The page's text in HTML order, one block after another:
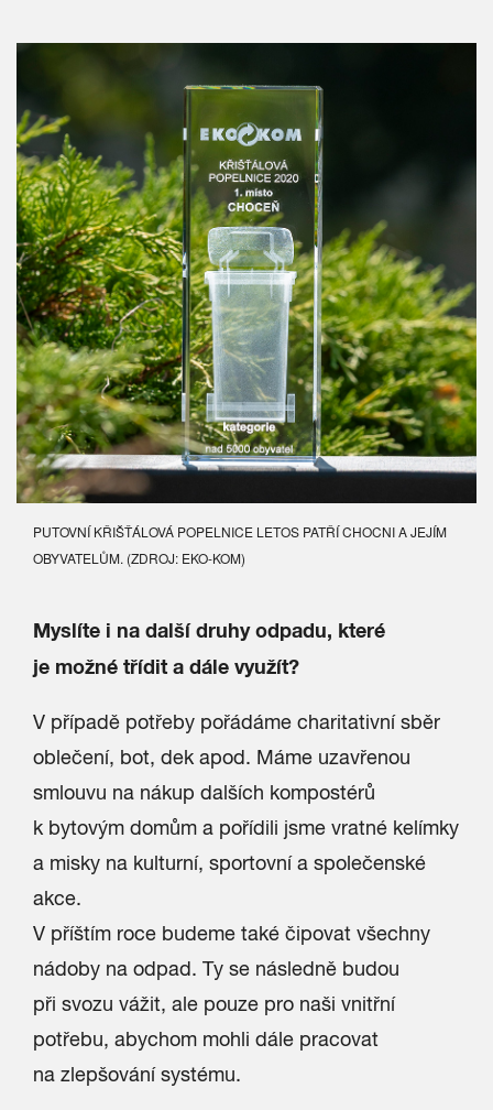
PUTOVNÍ KŘIŠŤÁLOVÁ POPELNICE LETOS PATŘÍ CHOCNI A JEJÍM
OBYVATELŮM. (ZDROJ: EKO-KOM)
Myslíte i na další druhy odpadu, které
je možné třídit a dále využít?
V případě potřeby pořádáme charitativní sběr
oblečení, bot, dek apod. Máme uzavřenou
smlouvu na nákup dalších kompostérů
k bytovým domům a pořídili jsme vratné kelímky
a misky na kulturní, sportovní a společenské
akce.
V příštím roce budeme také čipovat všechny
nádoby na odpad. Ty se následně budou
při svozu vážit, ale pouze pro naši vnitřní
potřebu, abychom mohli dále pracovat
na zlepšování systému.